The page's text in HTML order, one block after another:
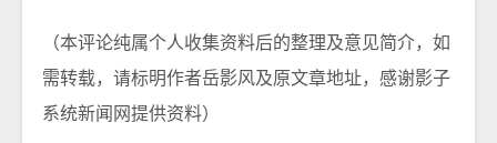
（本评论纯属个人收集资料后的整理及意见简介，如
需转载，请标明作者岳影风及原文章地址，感谢影子
系统新闻网提供资料）